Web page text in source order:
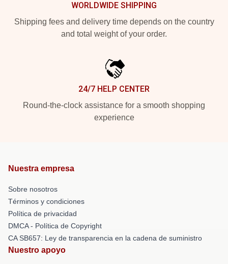
WORLDWIDE SHIPPING
Shipping fees and delivery time depends on the country
and total weight of your order.
24/7 HELP CENTER
Round-the-clock assistance for a smooth shopping
experience
Nuestra empresa
Sobre nosotros
Términos y condiciones
Política de privacidad
DMCA - Política de Copyright
CA SB657: Ley de transparencia en la cadena de suministro
Nuestro apoyo